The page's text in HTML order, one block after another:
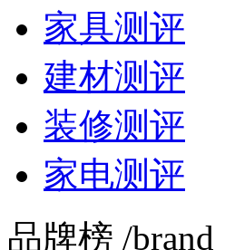
家具测评
建材测评
装修测评
家电测评
品牌榜 /brand